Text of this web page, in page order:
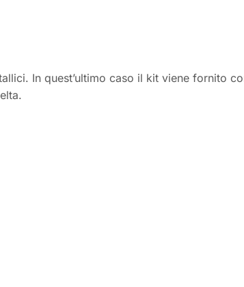
In quest’ultimo caso il kit viene fornito